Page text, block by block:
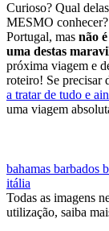
Curioso? Qual
MESMO
Portugal, mas não
uma destas
próxima viagem e
roteiro! Se precisar
a tratar de tudo e
uma viagem
bahamas barbados
itália
Todas as imagens
utilização, saiba